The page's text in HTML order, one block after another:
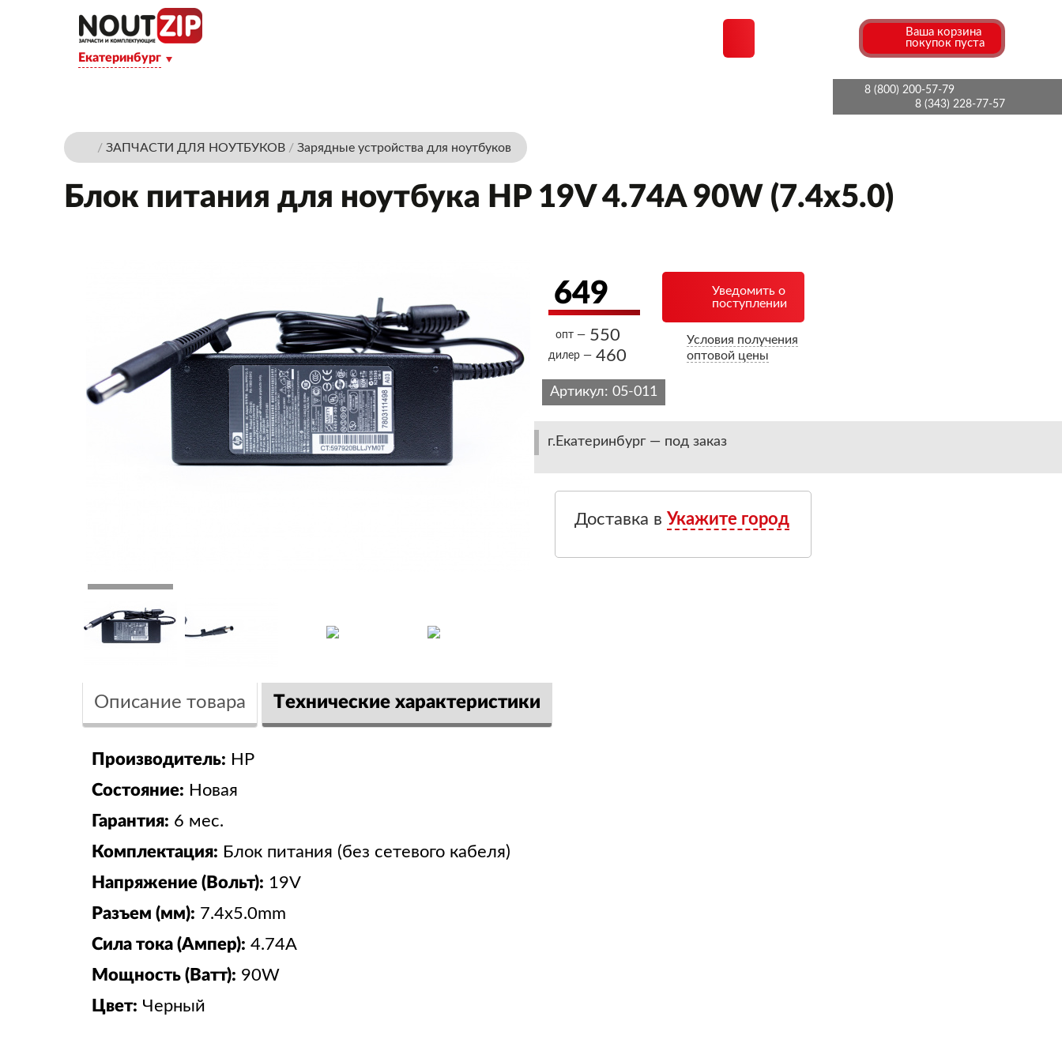
Екатеринбург
Ваша корзина
покупок пуста
8 (800) 200-57-79
8 (343) 228-77-57
/ ЗАПЧАСТИ ДЛЯ НОУТБУКОВ/ Зарядные устройства для ноутбуков
Блок питания для ноутбука HP 19V 4.74A 90W (7.4x5.0)
649
опт — 550
дилер — 460
Уведомить о
поступлении
Условия получения
оптовой цены
Артикул:05-011
г.Екатеринбург — под заказ
Доставка в Укажите город
Описание товара Технические характеристики
Производитель: HP
Состояние: Новая
Гарантия: 6 мес.
Комплектация: Блок питания (без сетевого кабеля)
Напряжение (Вольт): 19V
Разъем (мм): 7.4x5.0mm
Сила тока (Ампер): 4.74A
Мощность (Ватт): 90W
Цвет: Черный